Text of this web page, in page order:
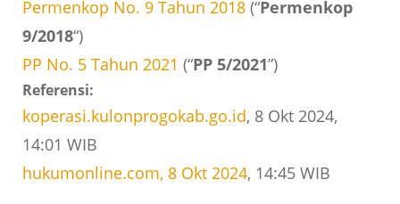
Permenkop No. 9 Tahun 2018(“Permenkop
9/2018“)
PP No. 5 Tahun 2021 (“PP 5/2021”)
Referensi:
koperasi.kulonprogokab.go.id, 8 Okt 2024,
14:01 WIB
hukumonline.com, 8 Okt 2024, 14:45 WIB